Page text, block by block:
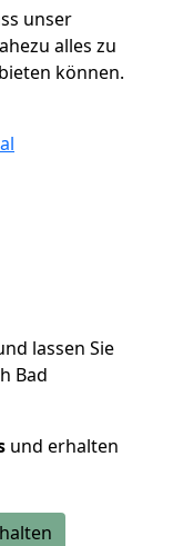
unser
alles zu
können.
lassen Sie
Bad
und erhalten